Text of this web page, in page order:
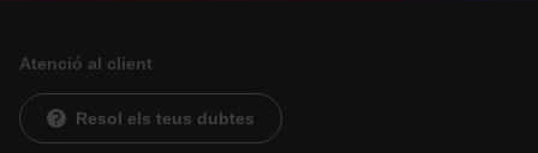
Atenció al client
Resol els teus dubtes